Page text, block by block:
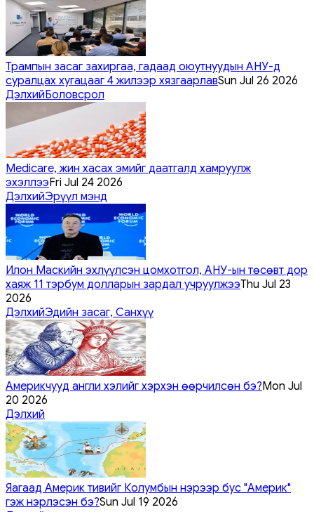
Трампын засаг захиргаа, гадаад оюутнуудын АНУ-д
суралцах хугацааг 4 жилээр хязгаарлавSun Jul 26 2026
ДэлхийБоловсрол
Medicare, жин хасах эмийг даатгалд хамруулж
эхэллээFri Jul 24 2026
ДэлхийЭрүүл мэнд
Илон Маскийн эхлүүлсэн цомхотгол, АНУ-ын төсөвт дор
хаяж 11 тэрбум долларын зардал учруулжээThu Jul 23
2026
ДэлхийЭдийн засаг, Санхүү
Америкчууд англи хэлийг хэрхэн өөрчилсөн бэ?Mon Jul
20 2026
Дэлхий
Яагаад Америк тивийг Колумбын нэрээр бус "Америк"
гэж нэрлэсэн бэ?Sun Jul 19 2026